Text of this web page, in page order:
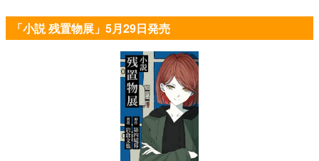
「小説 残置物展」5月29日発売